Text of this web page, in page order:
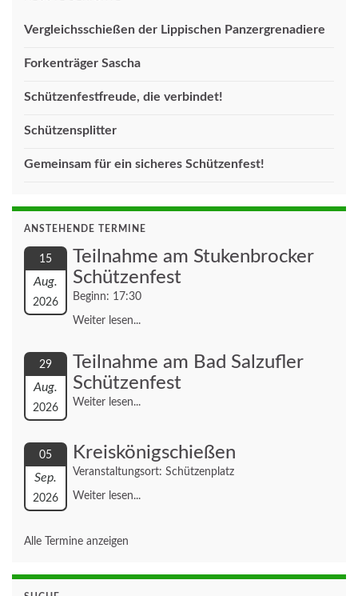
Vergleichsschießen der Lippischen Panzergrenadiere
Forkenträger Sascha
Schützenfestfreude, die verbindet!
Schützensplitter
Gemeinsam für ein sicheres Schützenfest!
ANSTEHENDE TERMINE
15
Aug.
2026
Teilnahme am Stukenbrocker
Schützenfest
Beginn: 17:30
Weiter lesen...
29
Aug.
2026
Teilnahme am Bad Salzufler
Schützenfest
Weiter lesen...
05
Sep.
2026
Kreiskönigschießen
Veranstaltungsort: Schützenplatz
Weiter lesen...
Alle Termine anzeigen